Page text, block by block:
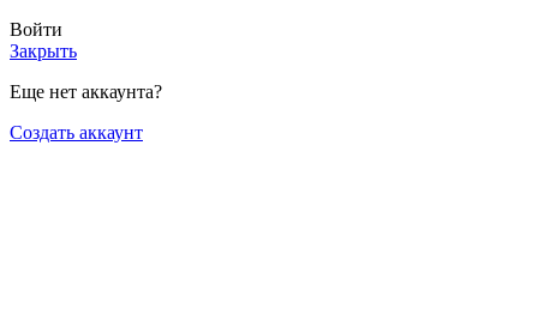
Войти
Закрыть
Еще нет аккаунта?
Создать аккаунт